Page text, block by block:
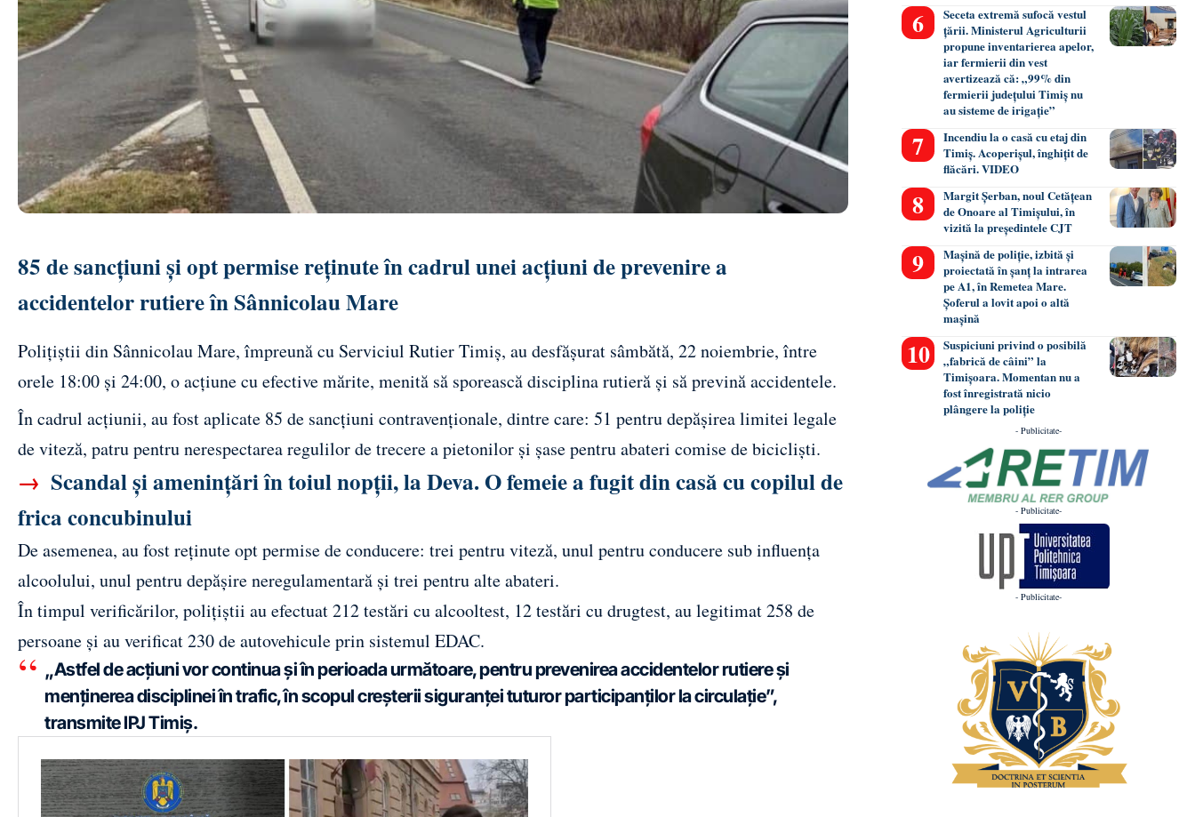
85 de sancțiuni și opt permise reținute în cadrul unei acțiuni de prevenire a
accidentelor rutiere în Sânnicolau Mare
Polițiștii din Sânnicolau Mare, împreună cu Serviciul Rutier Timiș, au desfășurat sâmbătă, 22 noiembrie, între
orele 18:00 și 24:00, o acțiune cu efective mărite, menită să sporească disciplina rutieră și să prevină accidentele.
În cadrul acțiunii, au fost aplicate 85 de sancțiuni contravenționale, dintre care: 51 pentru depășirea limitei legale
de viteză, patru pentru nerespectarea regulilor de trecere a pietonilor și șase pentru abateri comise de bicicliști.
→ Scandal și amenințări în toiul nopții, la Deva. O femeie a fugit din casă cu copilul de
frica concubinului
De asemenea, au fost reținute opt permise de conducere: trei pentru viteză, unul pentru conducere sub influența
alcoolului, unul pentru depășire neregulamentară și trei pentru alte abateri.
În timpul verificărilor, polițiștii au efectuat 212 testări cu alcooltest, 12 testări cu drugtest, au legitimat 258 de
persoane și au verificat 230 de autovehicule prin sistemul EDAC.
„Astfel de acțiuni vor continua și în perioada următoare, pentru prevenirea accidentelor rutiere și
menținerea disciplinei în trafic, în scopul creșterii siguranței tuturor participanților la circulație”,
transmite IPJ Timiș.
Seceta extremă sufocă vestul
țării. Ministerul Agriculturii
propune inventarierea apelor,
iar fermierii din vest
avertizează că: „99% din
fermierii județului Timiș nu
au sisteme de irigație”
Incendiu la o casă cu etaj din
Timiș. Acoperișul, înghițit de
flăcări. VIDEO
Margit Șerban, noul Cetățean
de Onoare al Timișului, în
vizită la președintele CJT
Mașină de poliție, izbită și
proiectată în șanț la intrarea
pe A1, în Remetea Mare.
Șoferul a lovit apoi o altă
mașină
Suspiciuni privind o posibilă
„fabrică de câini” la
Timișoara. Momentan nu a
fost înregistrată nicio
plângere la poliție
- Publicitate-
- Publicitate-
- Publicitate-